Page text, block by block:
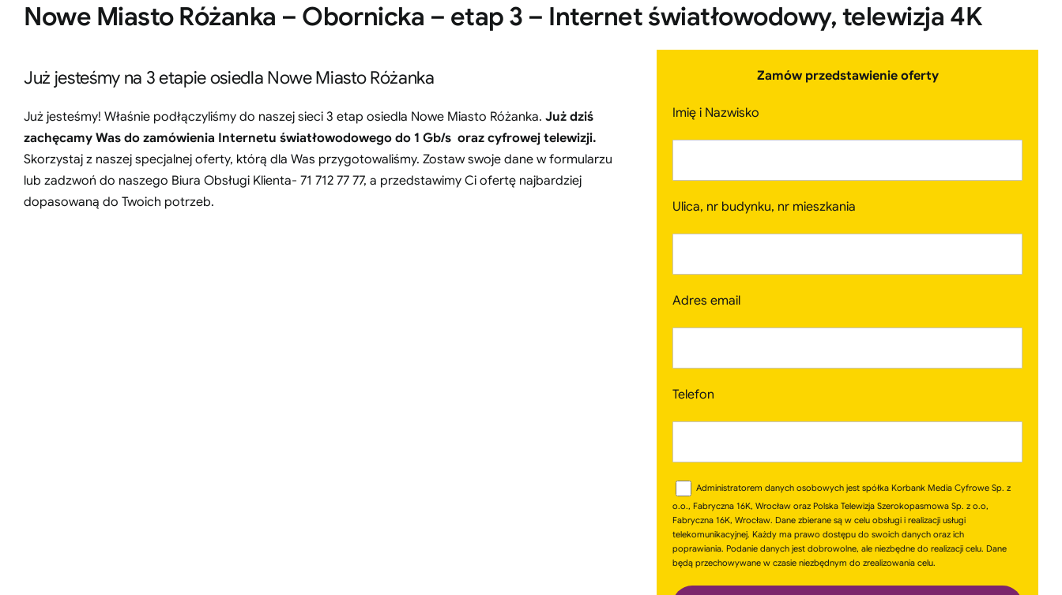
Nowe Miasto Różanka – Obornicka – etap 3 – Internet światłowodowy, telewizja 4K
Już jesteśmy na 3 etapie osiedla Nowe Miasto Różanka
Już jesteśmy! Właśnie podłączyliśmy do naszej sieci 3 etap osiedla Nowe Miasto Różanka. Już dziś
zachęcamy Was do zamówienia Internetu światłowodowego do 1 Gb/s oraz cyfrowej telewizji.
Skorzystaj z naszej specjalnej oferty, którą dla Was przygotowaliśmy. Zostaw swoje dane w formularzu
lub zadzwoń do naszego Biura Obsługi Klienta- 71 712 77 77, a przedstawimy Ci ofertę najbardziej
dopasowaną do Twoich potrzeb.
Zamów przedstawienie oferty
Imię i Nazwisko
Ulica, nr budynku, nr mieszkania
Adres email
Telefon
Administratorem danych osobowych jest spółka Korbank Media Cyfrowe Sp. z
o.o., Fabryczna 16K, Wrocław oraz Polska Telewizja Szerokopasmowa Sp. z o.o,
Fabryczna 16K, Wrocław. Dane zbierane są w celu obsługi i realizacji usługi
telekomunikacyjnej. Każdy ma prawo dostępu do swoich danych oraz ich
poprawiania. Podanie danych jest dobrowolne, ale niezbędne do realizacji celu. Dane
będą przechowywane w czasie niezbędnym do zrealizowania celu.